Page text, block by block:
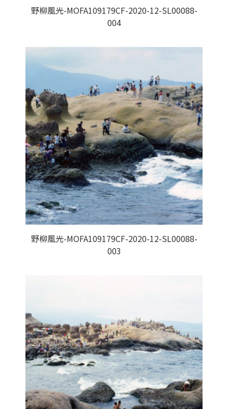
野柳風光-MOFA109179CF-2020-12-SL00088-
004
野柳風光-MOFA109179CF-2020-12-SL00088-
003